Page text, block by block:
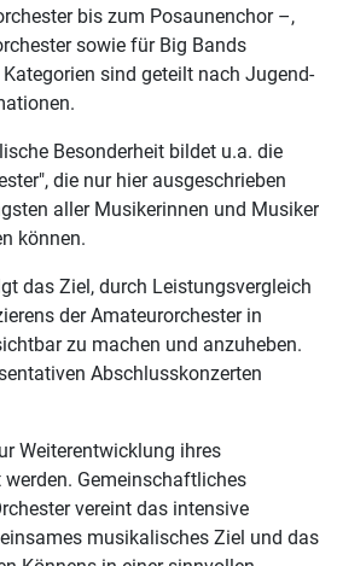
bis zum Posaunenchor –,
sowie für Big Bands
sind geteilt nach Jugend-
Besonderheit bildet u.a. die
die nur hier ausgeschrieben
aller Musikerinnen und Musiker
können.
das Ziel, durch Leistungsvergleich
der Amateurorchester in
zu machen und anzuheben.
Abschlusskonzerten
Weiterentwicklung ihres
Gemeinschaftliches
vereint das intensive
musikalisches Ziel und das